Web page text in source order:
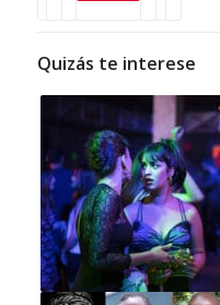
Quizás te interese